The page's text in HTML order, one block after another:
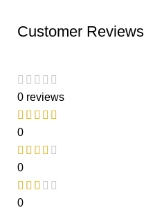
Customer Reviews
0 reviews
0
0
0